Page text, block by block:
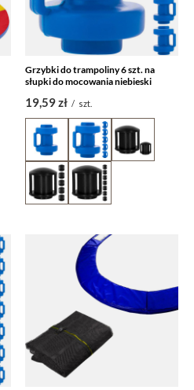
Grzybki do trampoliny 6 szt. na
słupki do mocowania niebieski
19,59 zł / szt.